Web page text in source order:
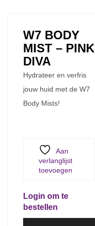
W7 BODY
MIST – PINK
DIVA
Hydrateer en verfris
jouw huid met de W7
Body Mists!
Aan
verlanglijst
toevoegen
Login om te
bestellen